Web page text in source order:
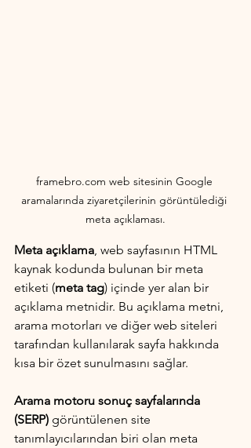
framebro.com web sitesinin Google
aramalarında ziyaretçilerinin görüntülediği
meta açıklaması.
Meta açıklama, web sayfasının HTML
kaynak kodunda bulunan bir meta
etiketi (meta tag) içinde yer alan bir
açıklama metnidir. Bu açıklama metni,
arama motorları ve diğer web siteleri
tarafından kullanılarak sayfa hakkında
kısa bir özet sunulmasını sağlar.
Arama motoru sonuç sayfalarında
(SERP) görüntülenen site
tanımlayıcılarından biri olan meta